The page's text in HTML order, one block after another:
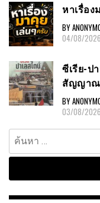
หาเรื่อ
BY
04/08/2026
ซีเรีย-ป
สัญญาณ
BY
03/08/2026
ค้นหา
สำหรับ: